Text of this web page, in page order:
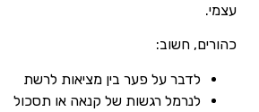
עצמי.
כהורים, חשוב:
לדבר על פער בין מציאות לרשת
לנרמל רגשות של קנאה או תסכול